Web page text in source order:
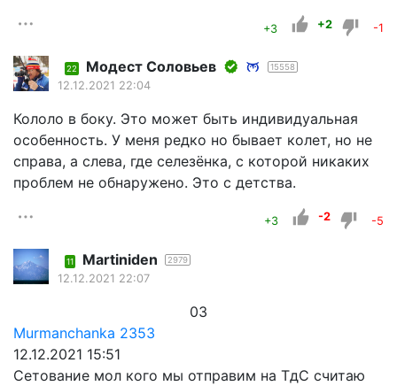
+3 +2 -1
22 Модест Соловьев 15558
12.12.2021 22:04
Кололо в боку. Это может быть индивидуальная
особенность. У меня редко но бывает колет, но не
справа, а слева, где селезёнка, с которой никаких
проблем не обнаружено. Это с детства.
+3 -2 -5
11 Martiniden 2979
12.12.2021 22:07
03
Murmanchanka 2353
12.12.2021 15:51
Сетование мол кого мы отправим на ТдС считаю